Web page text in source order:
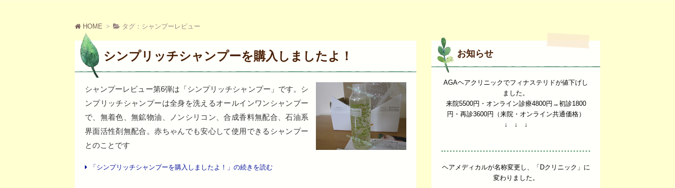
HOME タグ：シャンプーレビュー
シンプリッチシャンプーを購入しましたよ！
シャンプーレビュー第6弾は「シンプリッチシャンプー」です。シ
ンプリッチシャンプーは全身を洗えるオールインワンシャンプー
で、無着色、無鉱物油、ノンシリコン、合成香料無配合、石油系
界面活性剤無配合。赤ちゃんでも安心して使用できるシャンプー
とのことです
「シンプリッチシャンプーを購入しましたよ！」の続きを読む
お知らせ
AGAヘアクリニックでフィナステリドが値下げし
ました。
来院5500円・オンライン診療4800円→初診1800
円・再診3600円（来院・オンライン共通価格）
↓ ↓ ↓
ヘアメディカルが名称変更し、「Dクリニック」に
変わりました。